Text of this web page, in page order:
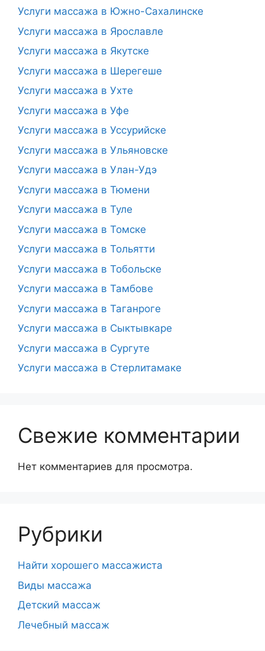
Услуги массажа в Южно-Сахалинске
Услуги массажа в Ярославле
Услуги массажа в Якутске
Услуги массажа в Шерегеше
Услуги массажа в Ухте
Услуги массажа в Уфе
Услуги массажа в Уссурийске
Услуги массажа в Ульяновске
Услуги массажа в Улан-Удэ
Услуги массажа в Тюмени
Услуги массажа в Туле
Услуги массажа в Томске
Услуги массажа в Тольятти
Услуги массажа в Тобольске
Услуги массажа в Тамбове
Услуги массажа в Таганроге
Услуги массажа в Сыктывкаре
Услуги массажа в Сургуте
Услуги массажа в Стерлитамаке
Свежие комментарии
Нет комментариев для просмотра.
Рубрики
Hайти хорошего массажиста
Виды массажа
Детский массаж
Лечебный массаж